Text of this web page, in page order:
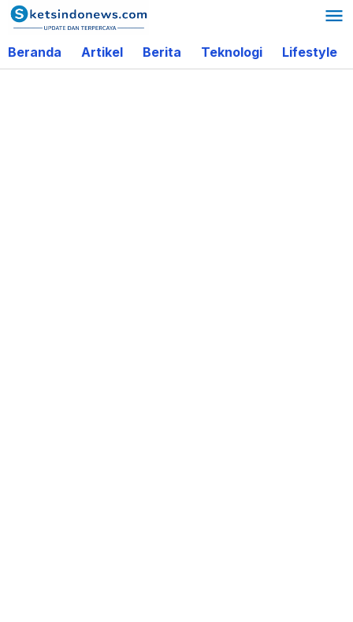
Lewati
ke
konten
Beranda Artikel Berita Teknologi Lifestyle